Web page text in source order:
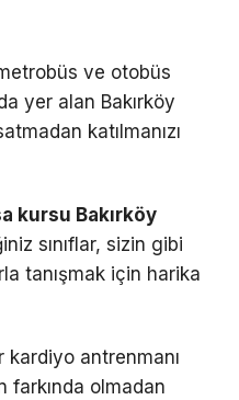
ve otobüs
yer alan Bakırköy
katılmanızı
kursu Bakırköy
sınıflar, sizin gibi
tanışmak için harika
kardiyo antrenmanı
farkında olmadan